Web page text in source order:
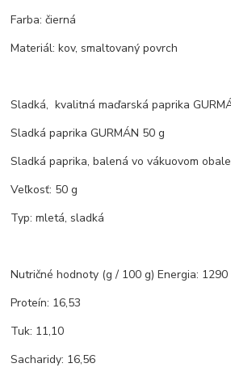
Farba: čierná
Materiál: kov, smaltovaný povrch
Sladká, kvalitná maďarská paprika
Sladká paprika GURMÁN 50 g
Sladká paprika, balená vo vákuovom obale
Veľkosť: 50 g
Typ: mletá, sladká
Nutričné hodnoty (g / 100 g) Energia:
Proteín: 16,53
Tuk: 11,10
Sacharidy: 16,56